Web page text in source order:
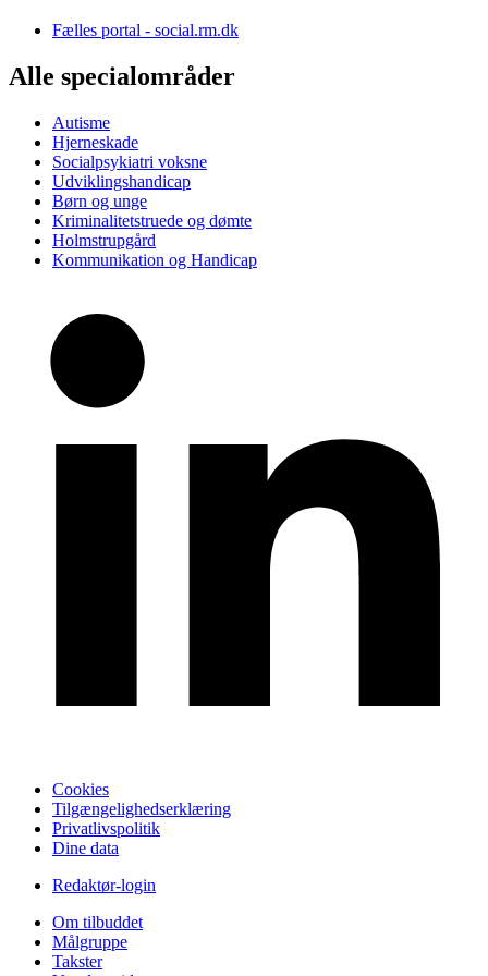
Fælles portal - social.rm.dk
Alle specialområder
Autisme
Hjerneskade
Socialpsykiatri voksne
Udviklingshandicap
Børn og unge
Kriminalitetstruede og dømte
Holmstrupgård
Kommunikation og Handicap
Cookies
Tilgængelighedserklæring
Privatlivspolitik
Dine data
Redaktør-login
Om tilbuddet
Målgruppe
Takster